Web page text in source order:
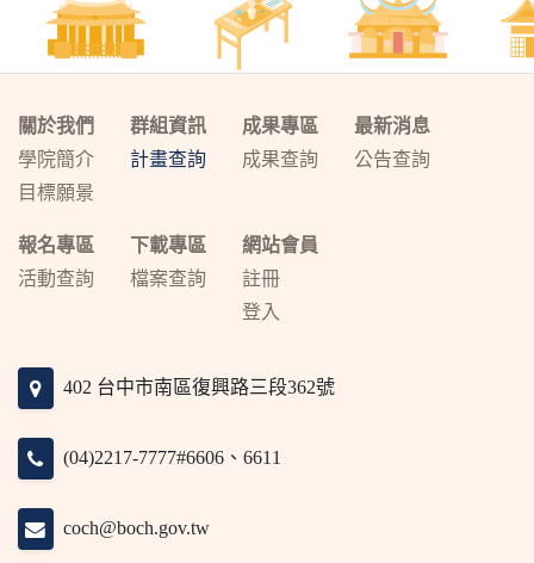
關於我們
學院簡介
目標願景
群組資訊
計畫查詢
成果專區
成果查詢
最新消息
公告查詢
報名專區
活動查詢
下載專區
檔案查詢
網站會員
註冊
登入
402 台中市南區復興路三段362號
(04)2217-7777#6606、6611
coch@boch.gov.tw